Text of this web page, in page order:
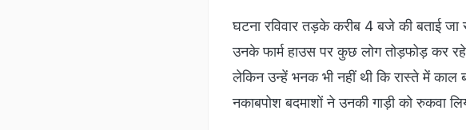
घटना रविवार तड़के करीब 4 बजे की बताई जा
उनके फार्म हाउस पर कुछ लोग तोड़फोड़ कर
लेकिन उन्हें भनक भी नहीं थी कि रास्ते में
नकाबपोश बदमाशों ने उनकी गाड़ी को रुकवा